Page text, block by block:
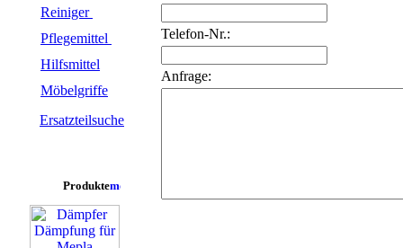
Reiniger
Pflegemittel
Hilfsmittel
Möbelgriffe
Ersatzteilsuche
Produkte
Telefon-Nr.:
Anfrage: